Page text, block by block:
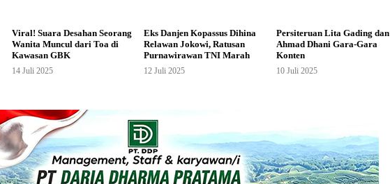
Viral! Suara Desahan Seorang
Wanita Muncul dari Toa di
Kawasan GBK
14 Juli 2025
Eks Danjen Kopassus Dihina
Relawan Jokowi, Ratusan
Purnawirawan TNI Marah
12 Juli 2025
Persiteruan Lita Gading dan
Ahmad Dhani Gara-Gara
Konten
10 Juli 2025